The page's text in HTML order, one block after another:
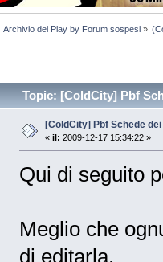
Archivio dei Play by Forum sospesi»
Topic: [ColdCity] Pbf
[ColdCity] Pbf Schede
« il: 2009-12-17 15:34:22 »
Qui di seguito
Meglio che
di editarla.